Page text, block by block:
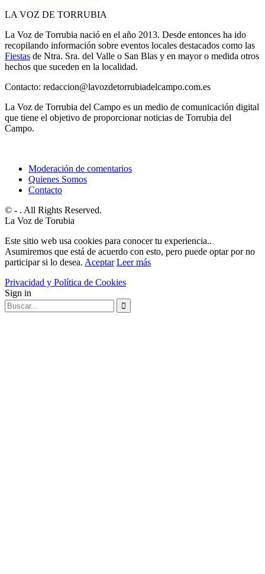
LA VOZ DE TORRUBIA
La Voz de Torrubia nació en el año 2013. Desde entonces ha ido
recopilando información sobre eventos locales destacados como las
Fiestas de Ntra. Sra. del Valle o San Blas y en mayor o medida otros
hechos que suceden en la localidad.
Contacto: redaccion@lavozdetorrubiadelcampo.com.es
La Voz de Torrubia del Campo es un medio de comunicación digital
que tiene el objetivo de proporcionar noticias de Torrubia del
Campo.
Moderación de comentarios
Quienes Somos
Contacto
© - . All Rights Reserved.
La Voz de Torubia
Este sitio web usa cookies para conocer tu experiencia..
Asumiremos que está de acuerdo con esto, pero puede optar por no
participar si lo desea. Aceptar Leer más
Privacidad y Política de Cookies
Sign in